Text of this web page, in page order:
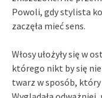
Powoli, gdy stylista
zaczęła mieć sens.
Włosy ułożyły się w
którego nikt by się nie
twarz w sposób, który